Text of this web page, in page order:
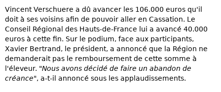
Vincent Verschuere a dû avancer les 106.000 euros qu'il
doit à ses voisins afin de pouvoir aller en Cassation. Le
Conseil Régional des Hauts-de-France lui a avancé 40.000
euros à cette fin. Sur le podium, face aux participants,
Xavier Bertrand, le président, a annoncé que la Région ne
demanderait pas le remboursement de cette somme à
l'éleveur. "Nous avons décidé de faire un abandon de
créance", a-t-il annoncé sous les applaudissements.